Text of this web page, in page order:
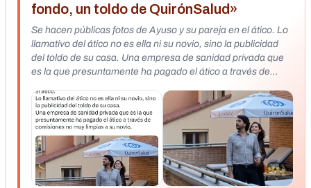
fondo, un toldo de QuirónSalud»
Se hacen públicas fotos de Ayuso y su pareja en el ático. Lo
llamativo del ático no es ella ni su novio, sino la publicidad
del toldo de su casa. Una empresa de sanidad privada que
es la que presuntamente ha pagado el ático a través de
https://x.com/Erramun2014/status/1989348410189836781?
t=kcfzqbtlG-ooRr5wz62SxQ&s=35